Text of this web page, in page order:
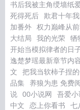
书后我被主角绶墙纸
死得死后
欺君十年
加番外
权力巅峰从
大结局
我的光荣 牺
开始当模拟律者的日
逸楚梦瑶最新章节内
文
把我当软柿子捏
品集
养狼为患 免费
说
00小说网 吾爱小
中文
恋上你看书 七